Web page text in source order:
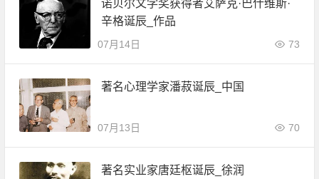
诺贝尔文学奖获得者艾萨克·巴什维斯·
辛格诞辰_作品
07月14日 73
著名心理学家潘菽诞辰_中国
07月13日 70
著名实业家唐廷枢诞辰_徐润